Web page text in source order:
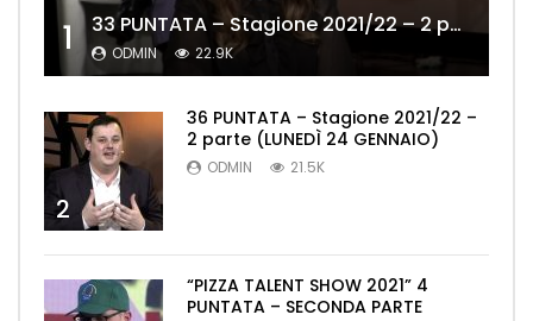
1 33 PUNTATA – Stagione 2021/22 – 2 parte (MERCOLEDÌ 19 GENNAIO)
ODMIN 22.9K
2
36 PUNTATA – Stagione 2021/22 –
2 parte (LUNEDÌ 24 GENNAIO)
ODMIN 21.5K
“PIZZA TALENT SHOW 2021” 4
PUNTATA – SECONDA PARTE